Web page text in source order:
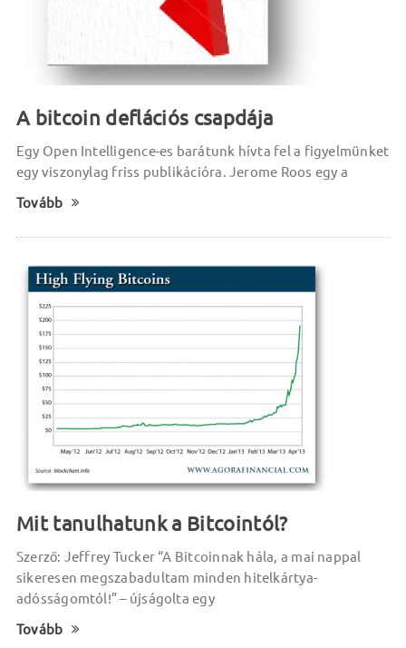
A bitcoin deflációs csapdája
Egy Open Intelligence-es barátunk hívta fel a figyelmünket
egy viszonylag friss publikációra. Jerome Roos egy a
Tovább
Mit tanulhatunk a Bitcointól?
Szerző: Jeffrey Tucker “A Bitcoinnak hála, a mai nappal
sikeresen megszabadultam minden hitelkártya-
adósságomtól!” – újságolta egy
Tovább